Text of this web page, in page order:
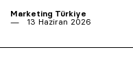
Marketing Türkiye
13 Haziran 2026